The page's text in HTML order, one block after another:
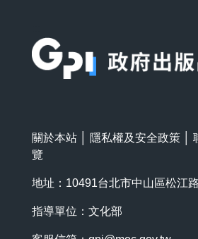
關於本站 隱私權及安全政策
覽
地址：10491台北市中山區松江
指導單位：文化部